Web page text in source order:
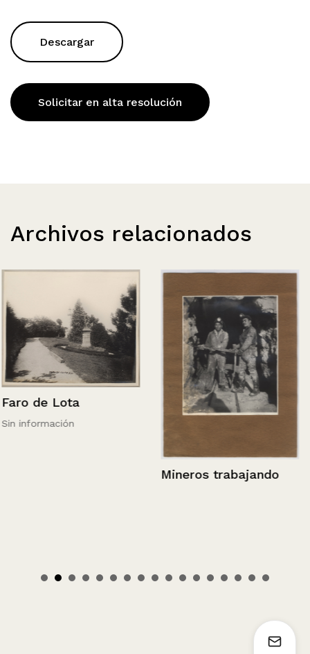
Descargar
Solicitar en alta resolución
Archivos relacionados
Faro de Lota
Sin información
Mineros trabajando